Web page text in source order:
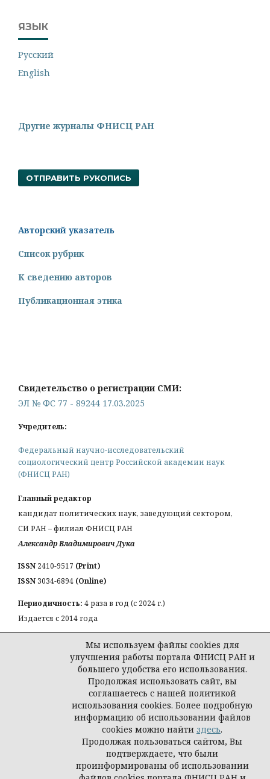
ЯЗЫК
Русский
English
Другие журналы ФНИСЦ РАН
ОТПРАВИТЬ РУКОПИСЬ
Авторский указатель
Список рубрик
К сведению авторов
Публикационная этика
Свидетельство о регистрации СМИ:
ЭЛ № ФС 77 - 89244 17.03.2025
Учредитель:
Федеральный научно-исследовательский
социологический центр Российской академии наук
(ФНИСЦ РАН)
Главный редактор
кандидат политических наук, заведующий сектором,
СИ РАН – филиал ФНИСЦ РАН
Александр Владимирович Дука
ISSN 2410-9517 (Print)
ISSN3034-6894 (Online)
Периодичность: 4 раза в год (с 2024 г.)
Издается с 2014 года
a_duka@mail.ru
© Журнал «Власть и элиты»
Мы используем файлы cookies для
улучшения работы портала ФНИСЦ РАН и
большего удобства его использования.
Продолжая использовать сайт, вы
соглашаетесь с нашей политикой
использования cookies. Более подробную
информацию об использовании файлов
cookies можно найти здесь.
Продолжая пользоваться сайтом, Вы
подтверждаете, что были
проинформированы об использовании